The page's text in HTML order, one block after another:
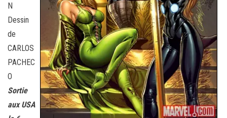
N
Dessin
de
CARLOS
PACHEC
O
Sortie
aux USA